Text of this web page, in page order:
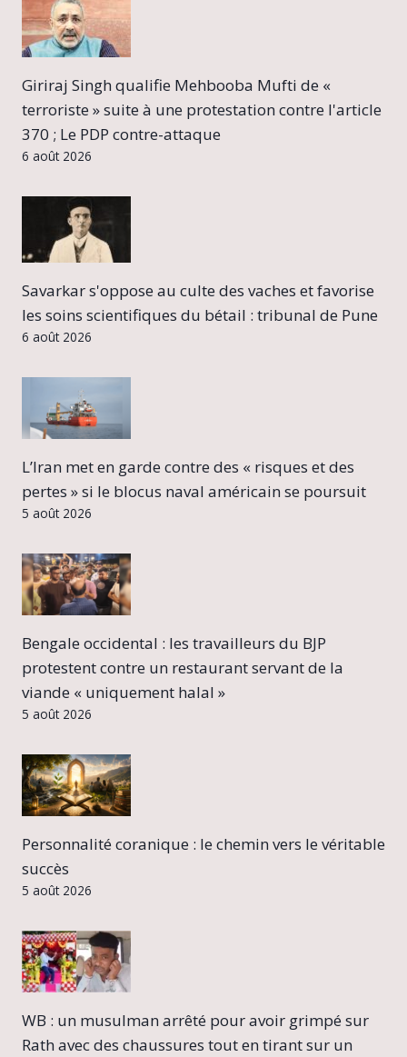
Giriraj Singh qualifie Mehbooba Mufti de «
terroriste » suite à une protestation contre l'article
370 ; Le PDP contre-attaque
6 août 2026
Savarkar s'oppose au culte des vaches et favorise
les soins scientifiques du bétail : tribunal de Pune
6 août 2026
L’Iran met en garde contre des « risques et des
pertes » si le blocus naval américain se poursuit
5 août 2026
Bengale occidental : les travailleurs du BJP
protestent contre un restaurant servant de la
viande « uniquement halal »
5 août 2026
Personnalité coranique : le chemin vers le véritable
succès
5 août 2026
WB : un musulman arrêté pour avoir grimpé sur
Rath avec des chaussures tout en tirant sur un